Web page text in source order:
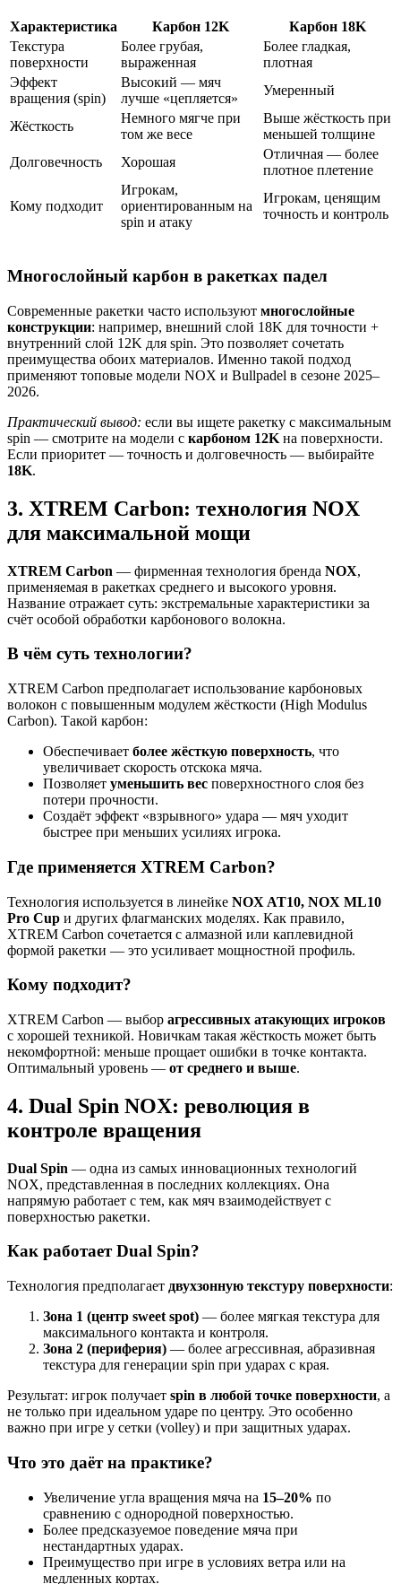
Характеристика Карбон 12K
Карбон 18K
Текстура
поверхности
Более грубая,
выраженная
Более гладкая,
плотная
Эффект
вращения (spin)
Высокий — мяч
лучше «цепляется»
Умеренный
Жёсткость
Немного мягче при
том же весе
Выше жёсткость при
меньшей толщине
Долговечность
Хорошая
Отличная — более
плотное плетение
Кому подходит
Игрокам,
ориентированным на
spin и атаку
Игрокам, ценящим
точность и контроль
Многослойный карбон в ракетках падел
Современные ракетки часто используют многослойные
конструкции: например, внешний слой 18K для точности +
внутренний слой 12K для spin. Это позволяет сочетать
преимущества обоих материалов. Именно такой подход
применяют топовые модели NOX и Bullpadel в сезоне 2025–
2026.
Практический вывод: если вы ищете ракетку с максимальным
spin — смотрите на модели с карбоном 12K на поверхности.
Если приоритет — точность и долговечность — выбирайте
18K.
3. XTREM Carbon: технология NOX
для максимальной мощи
XTREM Carbon — фирменная технология бренда NOX,
применяемая в ракетках среднего и высокого уровня.
Название отражает суть: экстремальные характеристики за
счёт особой обработки карбонового волокна.
В чём суть технологии?
XTREM Carbon предполагает использование карбоновых
волокон с повышенным модулем жёсткости (High Modulus
Carbon). Такой карбон:
Обеспечивает более жёсткую поверхность, что
увеличивает скорость отскока мяча.
Позволяет уменьшить вес поверхностного слоя без
потери прочности.
Создаёт эффект «взрывного» удара — мяч уходит
быстрее при меньших усилиях игрока.
Где применяется XTREM Carbon?
Технология используется в линейке NOX AT10, NOX ML10
Pro Cup и других флагманских моделях. Как правило,
XTREM Carbon сочетается с алмазной или каплевидной
формой ракетки — это усиливает мощностной профиль.
Кому подходит?
XTREM Carbon — выбор агрессивных атакующих игроков
с хорошей техникой. Новичкам такая жёсткость может быть
некомфортной: меньше прощает ошибки в точке контакта.
Оптимальный уровень — от среднего и выше.
4. Dual Spin NOX: революция в
контроле вращения
Dual Spin — одна из самых инновационных технологий
NOX, представленная в последних коллекциях. Она
напрямую работает с тем, как мяч взаимодействует с
поверхностью ракетки.
Как работает Dual Spin?
Технология предполагает двухзонную текстуру поверхности:
Зона 1 (центр sweet spot) — более мягкая текстура для
максимального контакта и контроля.
Зона 2 (периферия) — более агрессивная, абразивная
текстура для генерации spin при ударах с края.
Результат: игрок получает spin в любой точке поверхности, а
не только при идеальном ударе по центру. Это особенно
важно при игре у сетки (volley) и при защитных ударах.
Что это даёт на практике?
Увеличение угла вращения мяча на 15–20% по
сравнению с однородной поверхностью.
Более предсказуемое поведение мяча при
нестандартных ударах.
Преимущество при игре в условиях ветра или на
медленных кортах.